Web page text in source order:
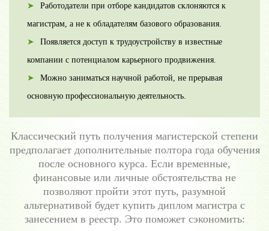
Работодатели при отборе кандидатов склоняются к
магистрам, а не к обладателям базового образования.
Появляется доступ к трудоустройству в известные
компании с потенциалом карьерного продвижения.
Можно заниматься научной работой, не прерывая
основную профессиональную деятельность.
Классический путь получения магистерской степени
предполагает дополнительные полтора года обучения
после основного курса. Если временные,
финансовые или личные обстоятельства не
позволяют пройти этот путь, разумной
альтернативой будет купить диплом магистра с
занесением в реестр. Это поможет сэкономить: